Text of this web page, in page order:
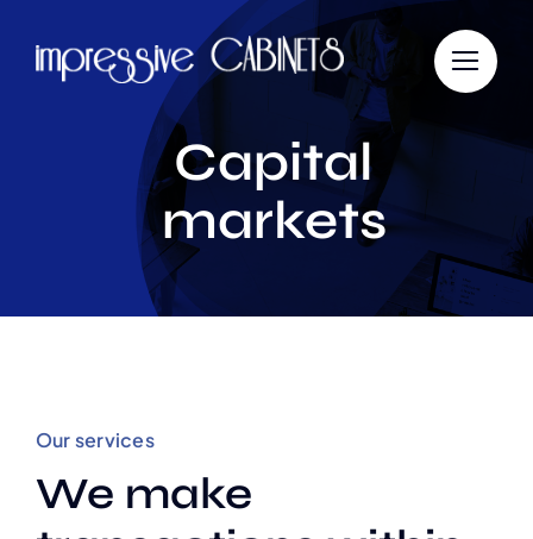
content
Capital
markets
Our services
We make